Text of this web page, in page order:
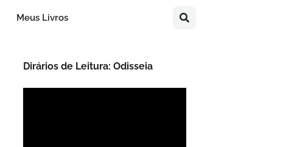
Meus Livros
Dirários de Leitura: Odisseia